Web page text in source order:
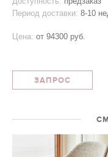
Период доставки: 8-10
Цена: от 94300 руб.
ЗАПРОС